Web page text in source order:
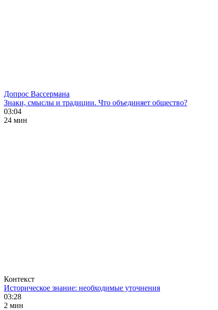
Допрос Вассермана
Знаки, смыслы и традиции. Что объединяет общество?
03:04
24 мин
Контекст
Историческое знание: необходимые уточнения
03:28
2 мин